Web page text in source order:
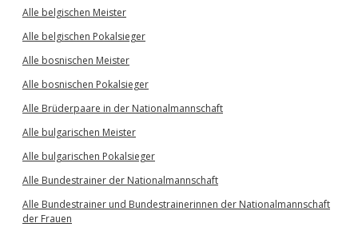
Alle belgischen Meister
Alle belgischen Pokalsieger
Alle bosnischen Meister
Alle bosnischen Pokalsieger
Alle Brüderpaare in der Nationalmannschaft
Alle bulgarischen Meister
Alle bulgarischen Pokalsieger
Alle Bundestrainer der Nationalmannschaft
Alle Bundestrainer und Bundestrainerinnen der Nationalmannschaft
der Frauen